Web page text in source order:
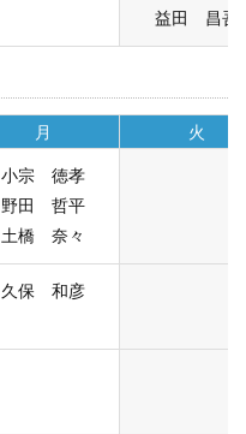
益田 昌吾
月 火
小宗 徳孝
野田 哲平
土橋 奈々
久保 和彦